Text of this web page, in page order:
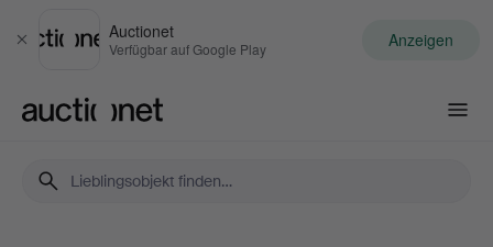
Schließen
Auctionet
Verfügbar auf Google Play Anzeigen